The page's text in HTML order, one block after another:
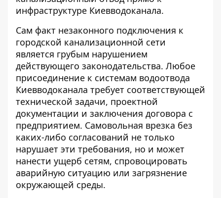
инфраструктуре Киевводоканала.
Сам факт незаконного подключения к
городской канализационной сети
является грубым нарушением
действующего законодательства. Любое
присоединение к системам водоотвода
Киевводоканала требует соответствующей
технической задачи, проектной
документации и заключения договора с
предприятием. Самовольная врезка без
каких-либо согласований не только
нарушает эти требования, но и может
нанести ущерб сетям, спровоцировать
аварийную ситуацию или загрязнение
окружающей среды.